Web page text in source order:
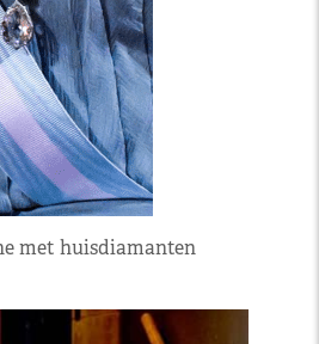
met huisdiamanten